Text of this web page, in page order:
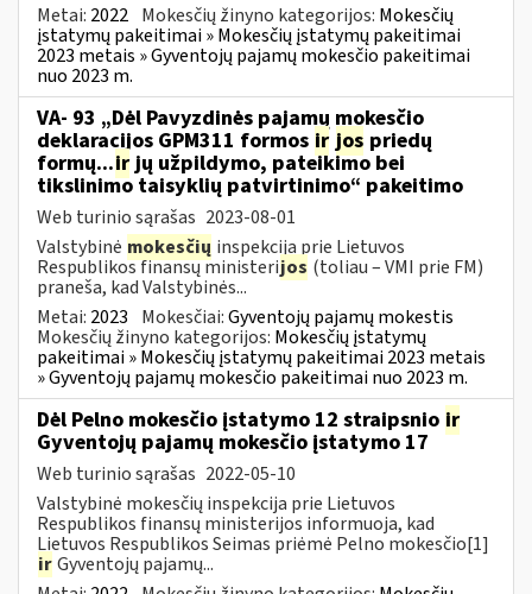
Metai: 2022 Mokesčių žinyno kategorijos: Mokesčių
įstatymų pakeitimai » Mokesčių įstatymų pakeitimai
2023 metais » Gyventojų pajamų mokesčio pakeitimai
nuo 2023 m.
VA- 93 „Dėl Pavyzdinės pajamų mokesčio
deklaracijos GPM311 formos ir jos priedų
formų...irjų užpildymo, pateikimo bei
tikslinimo taisyklių patvirtinimo“ pakeitimo
Web turinio sąrašas 2023-08-01
Valstybinė mokesčių inspekcija prie Lietuvos
Respublikos finansų ministerijos (toliau – VMI prie FM)
praneša, kad Valstybinės...
Metai: 2023 Mokesčiai:Gyventojų pajamų mokestis
Mokesčių žinyno kategorijos: Mokesčių įstatymų
pakeitimai » Mokesčių įstatymų pakeitimai 2023 metais
» Gyventojų pajamų mokesčio pakeitimai nuo 2023 m.
Dėl Pelno mokesčio įstatymo 12 straipsnio ir
Gyventojų pajamų mokesčio įstatymo 17
Web turinio sąrašas 2022-05-10
Valstybinė mokesčių inspekcija prie Lietuvos
Respublikos finansų ministerijos informuoja, kad
Lietuvos Respublikos Seimas priėmė Pelno mokesčio[1]
irGyventojų pajamų...